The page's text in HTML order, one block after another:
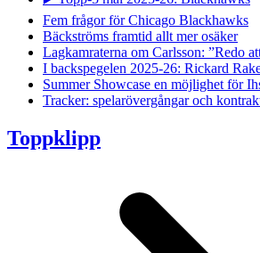
Fem frågor för Chicago Blackhawks
Bäckströms framtid allt mer osäker
Lagkamraterna om Carlsson: ”Redo
I backspegelen 2025-26: Rickard
Summer Showcase en möjlighet för
Tracker: spelarövergångar och
Toppklipp